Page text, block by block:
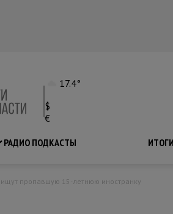
17.4°
$
€
РАДИО ПОДКАСТЫ ИТОГИ
пропавшую 15-летнюю иностранку